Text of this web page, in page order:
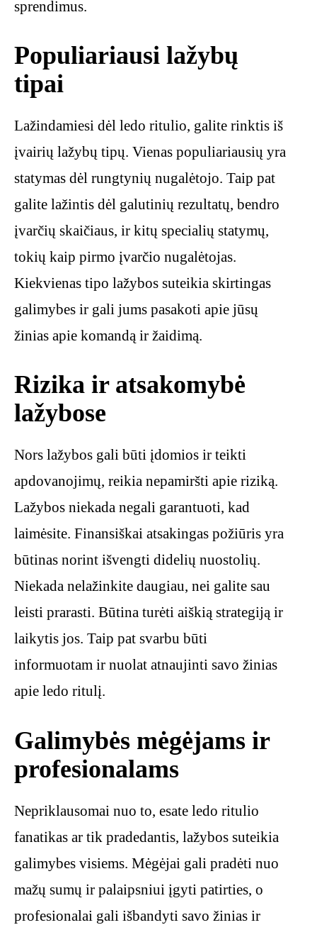
sprendimus.
Populiariausi lažybų
tipai
Lažindamiesi dėl ledo ritulio, galite rinktis iš
įvairių lažybų tipų. Vienas populiariausių yra
statymas dėl rungtynių nugalėtojo. Taip pat
galite lažintis dėl galutinių rezultatų, bendro
įvarčių skaičiaus, ir kitų specialių statymų,
tokių kaip pirmo įvarčio nugalėtojas.
Kiekvienas tipo lažybos suteikia skirtingas
galimybes ir gali jums pasakoti apie jūsų
žinias apie komandą ir žaidimą.
Rizika ir atsakomybė
lažybose
Nors lažybos gali būti įdomios ir teikti
apdovanojimų, reikia nepamiršti apie riziką.
Lažybos niekada negali garantuoti, kad
laimėsite. Finansiškai atsakingas požiūris yra
būtinas norint išvengti didelių nuostolių.
Niekada nelažinkite daugiau, nei galite sau
leisti prarasti. Būtina turėti aiškią strategiją ir
laikytis jos. Taip pat svarbu būti
informuotam ir nuolat atnaujinti savo žinias
apie ledo ritulį.
Galimybės mėgėjams ir
profesionalams
Nepriklausomai nuo to, esate ledo ritulio
fanatikas ar tik pradedantis, lažybos suteikia
galimybes visiems. Mėgėjai gali pradėti nuo
mažų sumų ir palaipsniui įgyti patirties, o
profesionalai gali išbandyti savo žinias ir